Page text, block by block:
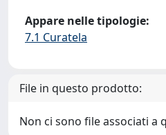
Appare nelle tipologie:
7.1 Curatela
File in questo prodotto:
Non ci sono file associati a